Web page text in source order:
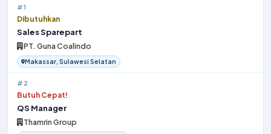
PT. Guna Coalindo
Makassar, Sulawesi Selatan
#2
Butuh Cepat!
QS Manager
Thamrin Group
Palembang, Sumatera Selatan
#3
Butuh Segera